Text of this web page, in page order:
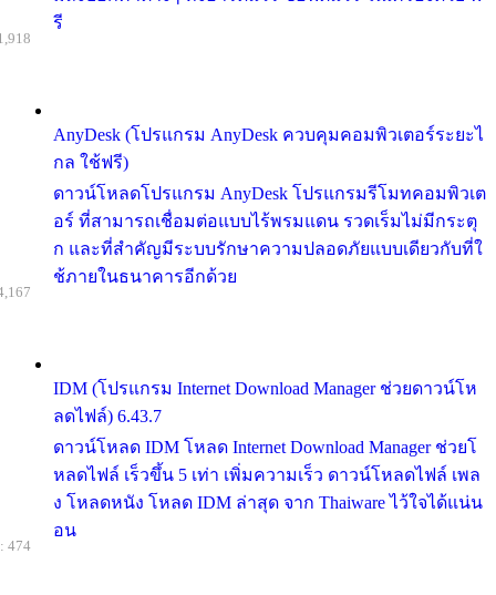
รี
AnyDesk (โปรแกรม AnyDesk ควบคุมคอมพิวเตอร์ระยะไ
กล ใช้ฟรี)
ดาวน์โหลดโปรแกรม AnyDesk โปรแกรมรีโมทคอมพิวเต
อร์ ที่สามารถเชื่อมต่อแบบไร้พรมแดน รวดเร็มไม่มีกระตุ
ก และที่สำคัญมีระบบรักษาความปลอดภัยแบบเดียวกับที่ใ
ช้ภายในธนาคารอีกด้วย
IDM (โปรแกรม Internet Download Manager ช่วยดาวน์โห
ลดไฟล์) 6.43.7
ดาวน์โหลด IDM โหลด Internet Download Manager ช่วยโ
หลดไฟล์ เร็วขึ้น 5 เท่า เพิ่มความเร็ว ดาวน์โหลดไฟล์ เพล
ง โหลดหนัง โหลด IDM ล่าสุด จาก Thaiware ไว้ใจได้แน่น
อน
474